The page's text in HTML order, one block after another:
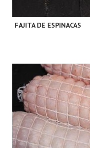
FAJITA DE ESPINACAS